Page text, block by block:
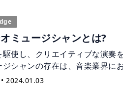
をご覧下さい。
ミュージシャンとは?
駆使し、クリエイティブな演奏
ジシャンの存在は、音楽業界に
。 この記事では、スタジオミュ
•2024.01.03